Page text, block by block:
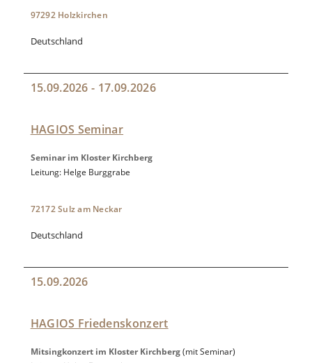
97292 Holzkirchen
Deutschland
15.09.2026 - 17.09.2026
HAGIOS Seminar
Seminar im Kloster Kirchberg
Leitung: Helge Burggrabe
72172 Sulz am Neckar
Deutschland
15.09.2026
HAGIOS Friedenskonzert
Mitsingkonzert im Kloster Kirchberg(mit Seminar)